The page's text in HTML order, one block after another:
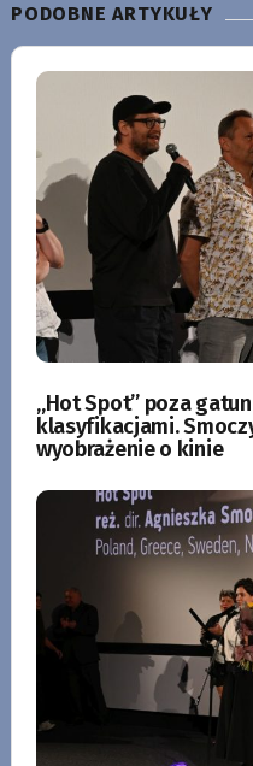
PODOBNE ARTYKUŁY
„Hot Spot” poza
klasyfikacjami.
wyobrażenie o kinie